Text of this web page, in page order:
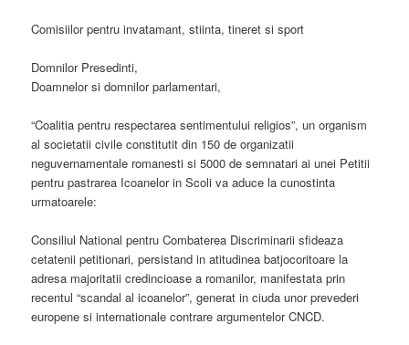
Comisiilor pentru invatamant, stiinta, tineret si sport
Domnilor Presedinti,
Doamnelor si domnilor parlamentari,
“Coalitia pentru respectarea sentimentului religios”, un organism
al societatii civile constitutit din 150 de organizatii
neguvernamentale romanesti si 5000 de semnatari ai unei Petitii
pentru pastrarea Icoanelor in Scoli va aduce la cunostinta
urmatoarele:
Consiliul National pentru Combaterea Discriminarii sfideaza
cetatenii petitionari, persistand in atitudinea batjocoritoare la
adresa majoritatii credincioase a romanilor, manifestata prin
recentul “scandal al icoanelor”, generat in ciuda unor prevederi
europene si internationale contrare argumentelor CNCD.